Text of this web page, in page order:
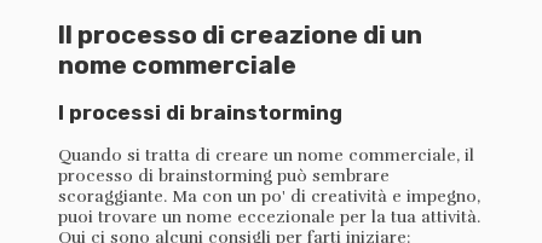
Il processo di creazione di un
nome commerciale
I processi di brainstorming
Quando si tratta di creare un nome commerciale, il
processo di brainstorming può sembrare
scoraggiante. Ma con un po' di creatività e impegno,
puoi trovare un nome eccezionale per la tua attività.
Qui ci sono alcuni consigli per farti iniziare: